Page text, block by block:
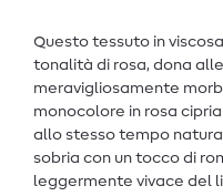
Questo tessuto in
tonalità di rosa, dona
meravigliosamente
monocolore in rosa
allo stesso tempo
sobria con un tocco di
leggermente vivace del